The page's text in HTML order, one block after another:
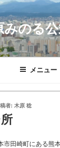
みのる
メニュー
者: 木原 稔
市田崎町にある熊